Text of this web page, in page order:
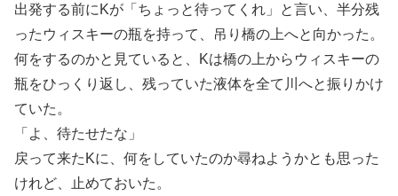
出発する前にKが「ちょっと待ってくれ」と言い、半分残
ったウィスキーの瓶を持って、吊り橋の上へと向かった。
何をするのかと見ていると、Kは橋の上からウィスキーの
瓶をひっくり返し、残っていた液体を全て川へと振りかけ
ていた。
「よ、待たせたな」
戻って来たKに、何をしていたのか尋ねようかとも思った
けれど、止めておいた。